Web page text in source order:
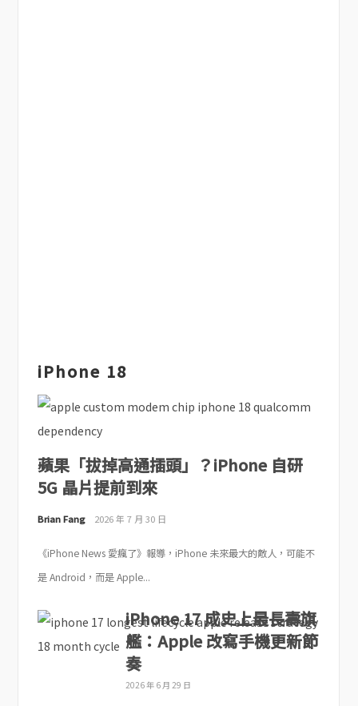
iPhone 18
蘋果「拔掉高通插頭」？iPhone 自研
5G 晶片提前到來
Brian Fang 2026 年 7 月 30 日
《iPhone News 愛瘋了》報導，iPhone 未來最大的敵人，可能不
是 Android，而是 Apple...
iPhone 17 成史上最長壽旗
艦：Apple 改寫手機更新節
奏
2026 年 6 月 29 日